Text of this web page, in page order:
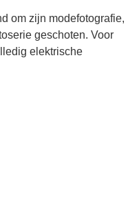
om zijn modefotografie,
geschoten. Voor
elektrische